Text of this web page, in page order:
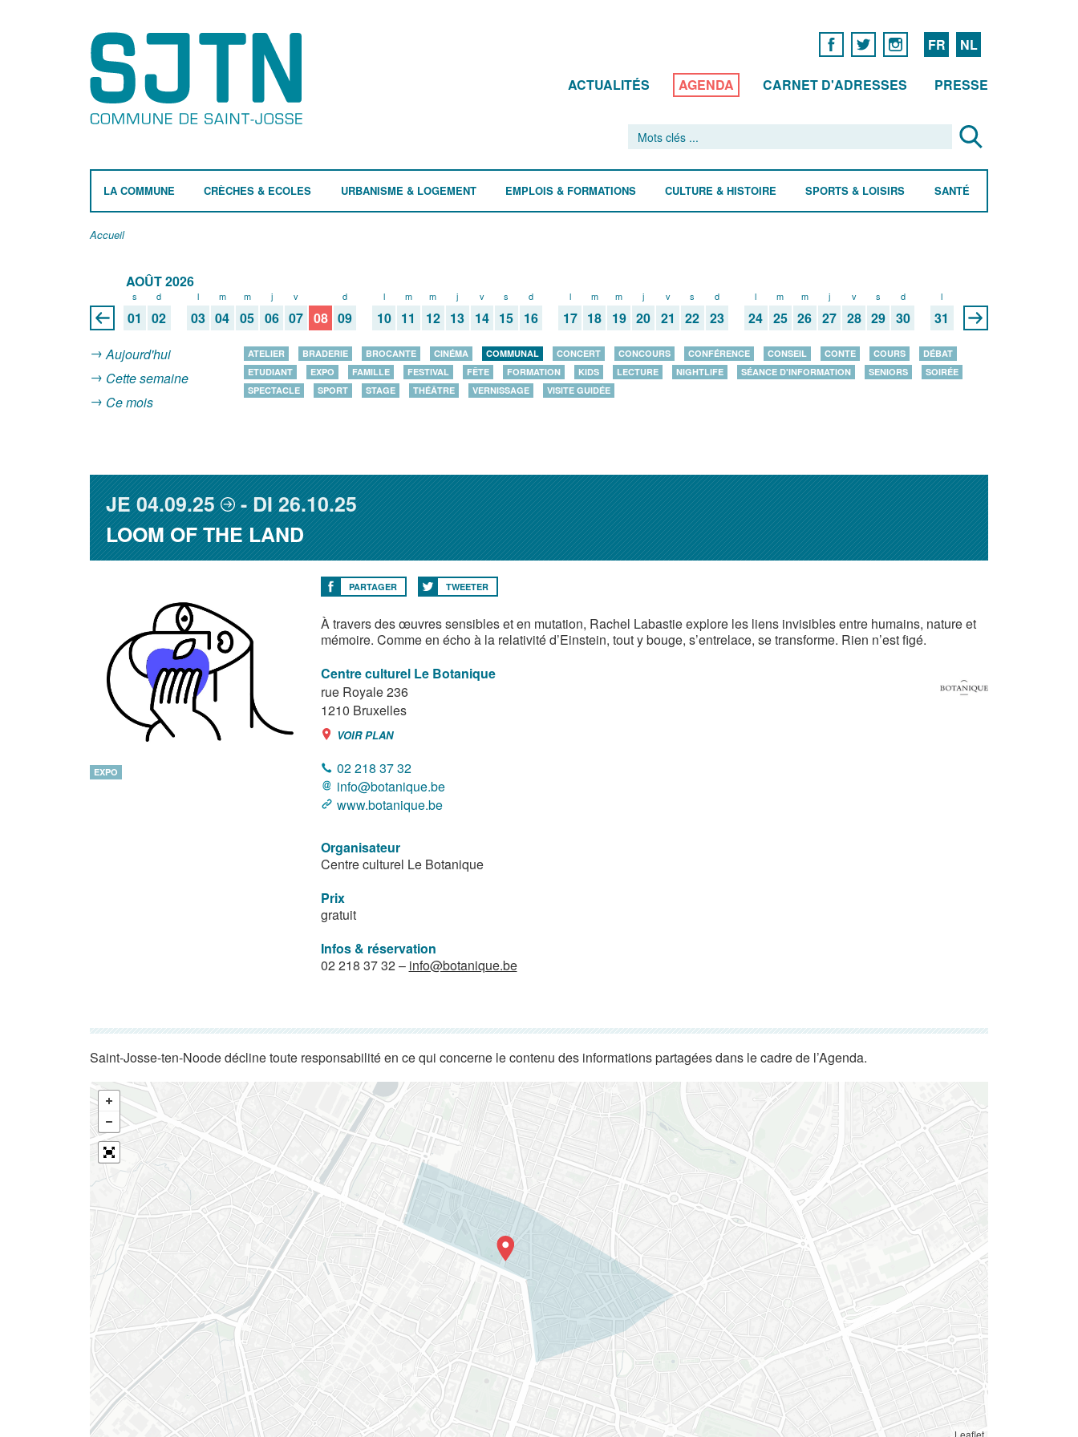
FR NL
ACTUALITÉS AGENDA CARNET D'ADRESSES PRESSE
LA COMMUNE CRÈCHES & ECOLES URBANISME & LOGEMENT EMPLOIS & FORMATIONS CULTURE & HISTOIRE SPORTS & LOISIRS SANTÉ
Accueil
AOÛT 2026
s
01
d
02
l
03
m
04
m
05
j
06
v
07 08
d
09
l
10
m
11
m
12
j
13
v
14
s
15
d
16
l
17
m
18
m
19
j
20
v
21
s
22
d
23
l
24
m
25
m
26
j
27
v
28
s
29
d
30
l
31
Aujourd'hui
Cette semaine
Ce mois
ATELIER BRADERIE BROCANTE CINÉMA COMMUNAL CONCERT CONCOURS CONFÉRENCE CONSEIL CONTE COURS
DÉBAT
ETUDIANT
EXPO FAMILLE FESTIVAL FÊTE FORMATION KIDS LECTURE NIGHTLIFE SÉANCE D'INFORMATION SENIORS
SOIRÉE
SPECTACLE
SPORT STAGE THÉÂTRE VERNISSAGE VISITE GUIDÉE
JE04.09.25 DI26.10.25
LOOM OF THE LAND
EXPO
PARTAGER TWEETER
À travers des œuvres sensibles et en mutation, Rachel Labastie explore les liens invisibles entre humains, nature et
mémoire. Comme en écho à la relativité d’Einstein, tout y bouge, s’entrelace, se transforme. Rien n’est figé.
Centre culturel Le Botanique
rue Royale 236
1210 Bruxelles
VOIR PLAN
02 218 37 32
info@botanique.be
www.botanique.be
Organisateur
Centre culturel Le Botanique
Prix
gratuit
Infos & réservation
02 218 37 32 – info@botanique.be
Saint-Josse-ten-Noode décline toute responsabilité en ce qui concerne le contenu des informations partagées dans le cadre de l’Agenda.
Leaflet